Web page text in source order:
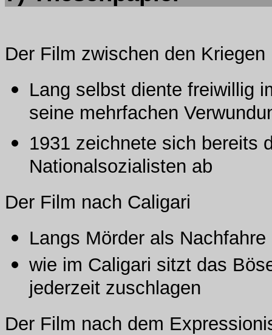
Der Film zwischen den Kriegen
Lang selbst diente freiwillig
seine mehrfachen
1931 zeichnete sich bereits
Nationalsozialisten ab
Der Film nach Caligari
Langs Mörder als
wie im Caligari sitzt das
jederzeit zuschlagen
Der Film nach dem